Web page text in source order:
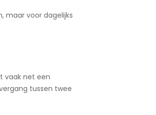
maar voor dagelijks
vaak net een
tussen twee